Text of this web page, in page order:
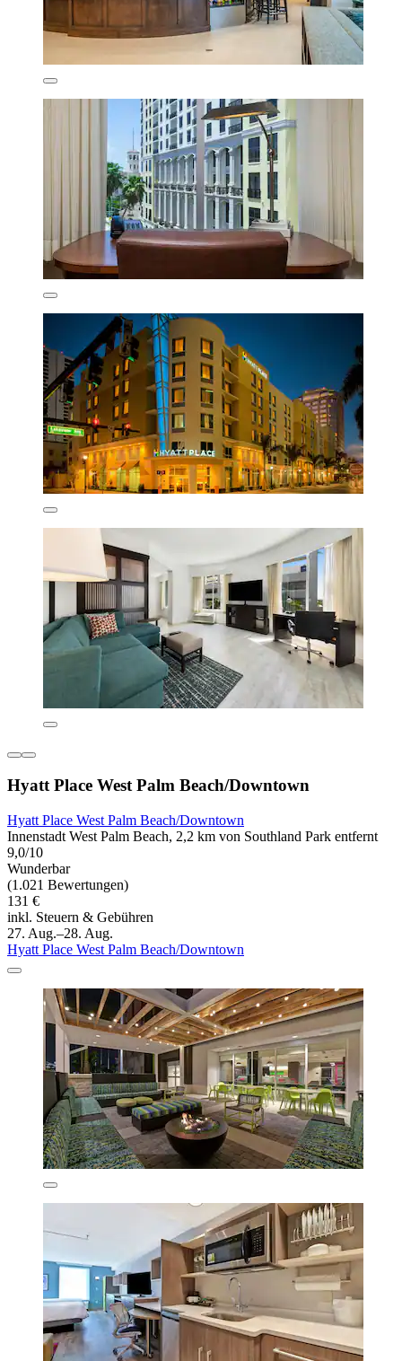
Hyatt Place West Palm Beach/Downtown
Hyatt Place West Palm Beach/Downtown
Innenstadt West Palm Beach, 2,2 km von Southland Park entfernt
9,0/10
Wunderbar
(1.021 Bewertungen)
131 €
inkl. Steuern & Gebühren
27. Aug.–28. Aug.
Hyatt Place West Palm Beach/Downtown